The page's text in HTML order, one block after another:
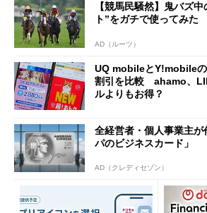
【競馬民騒然】鬼バズ
ト”をガチで使ってみた
AD（ルーツ）
UQ mobileとY!mobile
割引を比較 ahamo、
ルよりもお得？
全経営者・個人事業主
パのビジネスカード」
AD（クレディセゾン）